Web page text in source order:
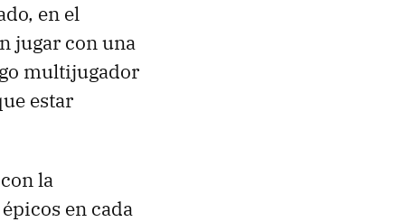
en el
jugar con una
multijugador
estar
la
en cada